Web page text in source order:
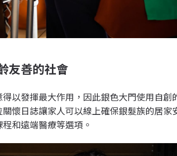
友善的社會
以發揮最大作用，因此銀色大門使用自創
懷日誌讓家人可以線上確保銀髮族的居家
和遠端醫療等選項。